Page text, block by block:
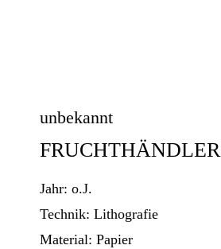
unbekannt
FRUCHTHÄNDLER
Jahr: o.J.
Technik: Lithografie
Material: Papier